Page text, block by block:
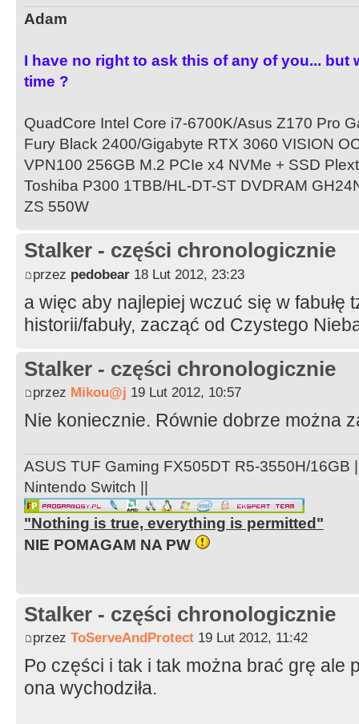
Adam
I have no right to ask this of any of you... but
time ?
QuadCore Intel Core i7-6700K/Asus Z170 Pro
Fury Black 2400/Gigabyte RTX 3060 VISION
VPN100 256GB M.2 PCIe x4 NVMe + SSD
Toshiba P300 1TBB/HL-DT-ST DVDRAM
ZS 550W
Stalker - części chronologicznie
przez pedobear 18 Lut 2012, 23:23
a więc aby najlepiej wczuć się w fabułę
historii/fabuły, zacząć od Czystego
Stalker - części chronologicznie
przez Mikou@j 19 Lut 2012, 10:57
Nie koniecznie. Równie dobrze można
ASUS TUF Gaming FX505DT R5-3550H/16GB
Nintendo Switch ||
"Nothing is true, everything is permitted"
NIE POMAGAM NA PW
Stalker - części chronologicznie
przez ToServeAndProtect 19 Lut 2012, 11:42
Po części i tak i tak można brać grę ale
ona wychodziła.